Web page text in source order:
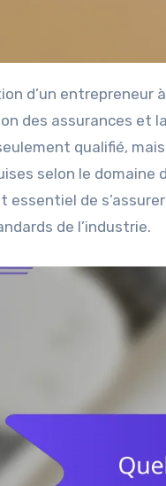
des assurances et
qualifié,
selon le domaine
essentiel de
de l’industrie.